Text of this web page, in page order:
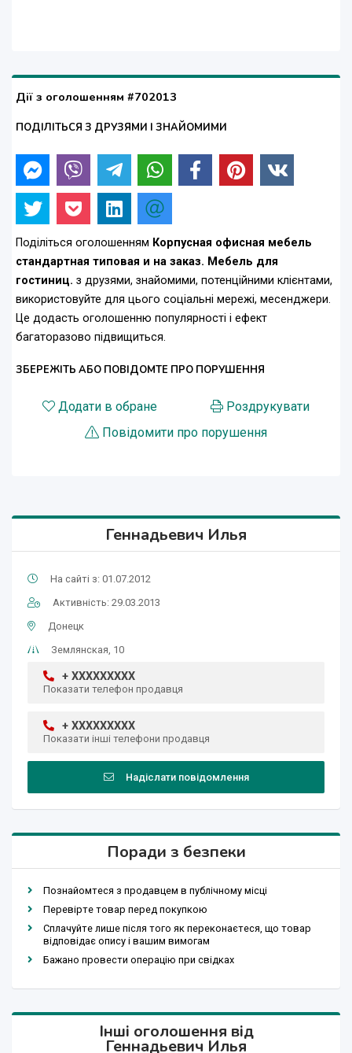
Дії з оголошенням #702013
ПОДІЛІТЬСЯ З ДРУЗЯМИ І ЗНАЙОМИМИ
Поділіться оголошенням Корпусная офисная мебель
стандартная типовая и на заказ. Мебель для
гостиниц. з друзями, знайомими, потенційними клієнтами,
використовуйте для цього соціальні мережі, месенджери.
Це додасть оголошенню популярності і ефект
багаторазово підвищиться.
ЗБЕРЕЖІТЬ АБО ПОВІДОМТЕ ПРО ПОРУШЕННЯ
Додати в обране
Роздрукувати
Повідомити про порушення
Геннадьевич Илья
На сайті з: 01.07.2012
Активність: 29.03.2013
Донецк
Землянская, 10
+ XXXXXXXXX
Показати телефон продавця
+ XXXXXXXXX
Показати інші телефони продавця
Надіслати повідомлення
Поради з безпеки
Познайомтеся з продавцем в публічному місці
Перевірте товар перед покупкою
Сплачуйте лише після того як переконаєтеся, що товар
відповідає опису і вашим вимогам
Бажано провести операцію при свідках
Інші оголошення від
Геннадьевич Илья